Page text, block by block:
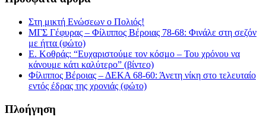
Στη μικτή Ενώσεων ο Πολιός!
ΜΓΣ Γέφυρας – Φίλιππος Βέροιας 78-68: Φινάλε στη σεζόν
με ήττα (φώτο)
Ε. Κοθράς: “Ευχαριστούμε τον κόσμο – Του χρόνου να
κάνουμε κάτι καλύτερο” (βίντεο)
Φίλιππος Βέροιας – ΔΕΚΑ 68-60: Άνετη νίκη στο τελευταίο
εντός έδρας της χρονιάς (φώτο)
Πλοήγηση